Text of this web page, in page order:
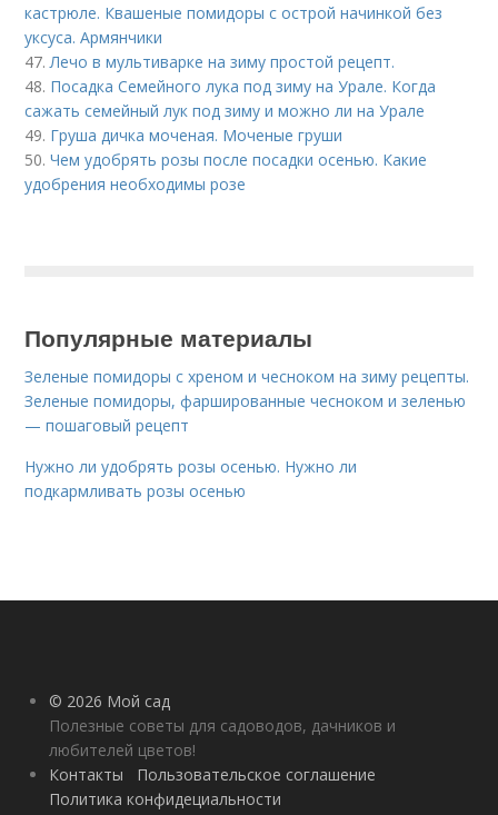
кастрюле. Квашеные помидоры с острой начинкой без
уксуса. Армянчики
47. Лечо в мультиварке на зиму простой рецепт.
48. Посадка Семейного лука под зиму на Урале. Когда
сажать семейный лук под зиму и можно ли на Урале
49. Груша дичка моченая. Моченые груши
50.Чем удобрять розы после посадки осенью. Какие
удобрения необходимы розе
Популярные материалы
Зеленые помидоры с хреном и чесноком на зиму рецепты.
Зеленые помидоры, фаршированные чесноком и зеленью
— пошаговый рецепт
Нужно ли удобрять розы осенью. Нужно ли
подкармливать розы осенью
© 2026 Мой сад
Полезные советы для садоводов, дачников и
любителей цветов!
Контакты
Пользовательское соглашение
Политика конфидециальности